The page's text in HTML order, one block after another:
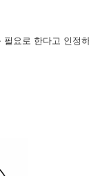
요로 한다고 인정